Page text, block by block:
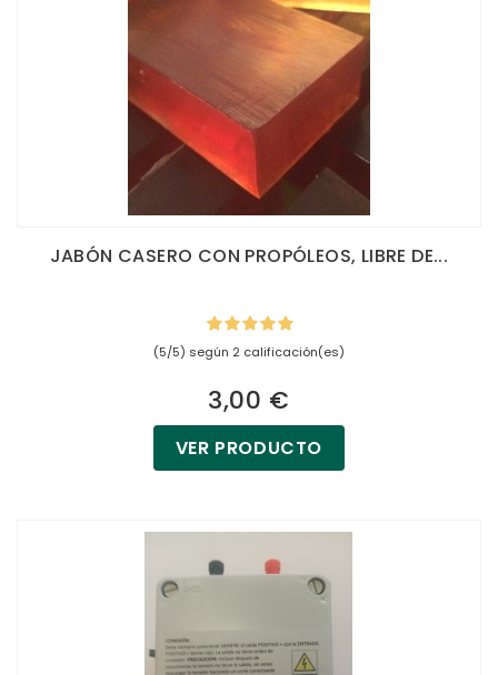
JABÓN CASERO CON PROPÓLEOS, LIBRE DE...
(5/5) según 2 calificación(es)
3,00 €
VER PRODUCTO